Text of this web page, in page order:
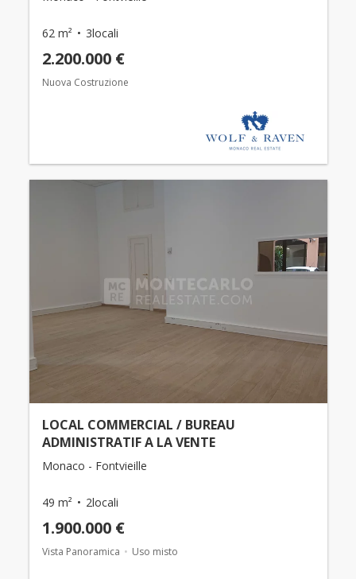
62 m² 3locali
2.200.000 €
Nuova Costruzione
LOCAL COMMERCIAL / BUREAU
ADMINISTRATIF A LA VENTE
Monaco - Fontvieille
49 m² 2locali
1.900.000 €
Vista Panoramica Uso misto